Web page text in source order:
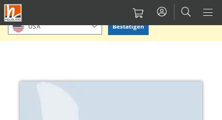
Direkt
zum
Inhalt
Bitte Standort bestätigen oder einen anderen auswählen.
USA Bestätigen